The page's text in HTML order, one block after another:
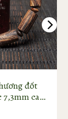
đốt
cao